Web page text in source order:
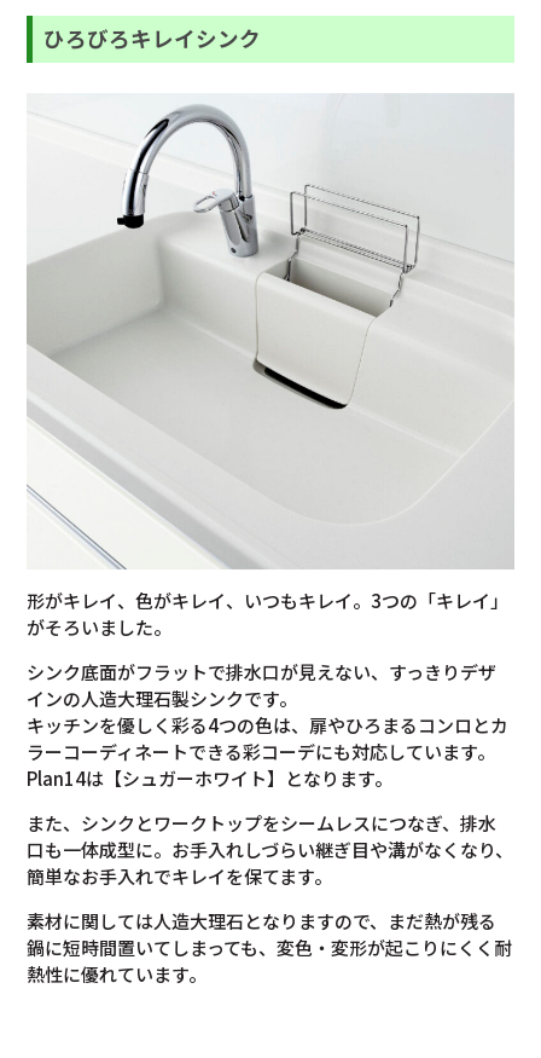
ひろびろキレイシンク
形がキレイ、色がキレイ、いつもキレイ。3つの「キレイ」
がそろいました。
シンク底面がフラットで排水口が見えない、すっきりデザ
インの人造大理石製シンクです。
キッチンを優しく彩る4つの色は、扉やひろまるコンロとカ
ラーコーディネートできる彩コーデにも対応しています。
Plan14は【シュガーホワイト】となります。
また、シンクとワークトップをシームレスにつなぎ、排水
口も一体成型に。お手入れしづらい継ぎ目や溝がなくなり、
簡単なお手入れでキレイを保てます。
素材に関しては人造大理石となりますので、まだ熱が残る
鍋に短時間置いてしまっても、変色・変形が起こりにくく耐
熱性に優れています。